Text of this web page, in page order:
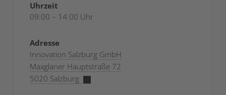
Uhrzeit
09:00 – 14:00 Uhr
Adresse
Innovation Salzburg GmbH
Maxglaner Hauptstraße 72
5020 Salzburg